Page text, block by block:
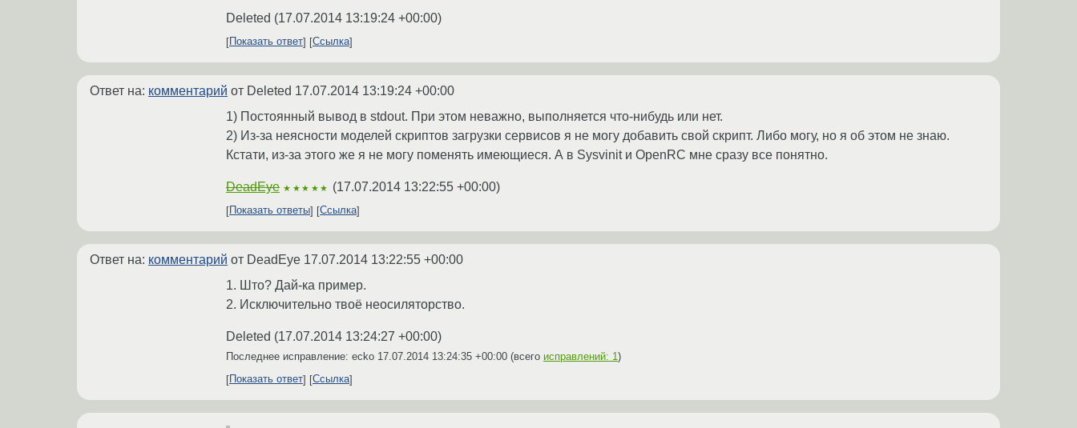
Deleted (17.07.2014 13:19:24 +00:00)
Показать ответ Ссылка
Ответ на: комментарий от Deleted 17.07.2014 13:19:24 +00:00
1) Постоянный вывод в stdout. При этом неважно, выполняется что-нибудь или нет.
2) Из-за неясности моделей скриптов загрузки сервисов я не могу добавить свой скрипт. Либо могу, но я об этом не знаю.
Кстати, из-за этого же я не могу поменять имеющиеся. А в Sysvinit и OpenRC мне сразу все понятно.
DeadEye ★★★★★ (17.07.2014 13:22:55 +00:00)
Показать ответы Ссылка
Ответ на: комментарий от DeadEye 17.07.2014 13:22:55 +00:00
1. Што? Дай-ка пример.
2. Исключительно твоё неосиляторство.
Deleted (17.07.2014 13:24:27 +00:00)
Последнее исправление: ecko 17.07.2014 13:24:35 +00:00 (всего исправлений: 1 )
Показать ответ
Ссылка